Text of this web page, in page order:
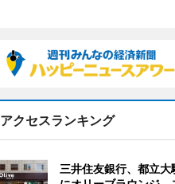
アクセスランキング
三井住友銀行、都立大